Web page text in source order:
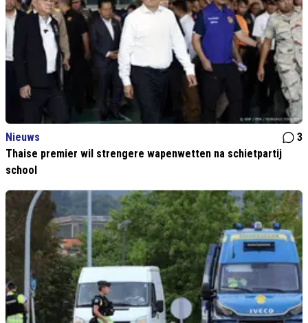
Nieuws
3
Thaise premier wil strengere wapenwetten na schietpartij
school